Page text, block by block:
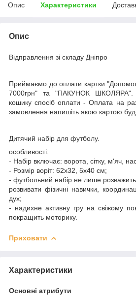
Опис Характеристики
Опис
Відправлення зі складу Дніпро
Приймаємо до оплати картки
7000грн" та "ПАКУНОК ШКОЛЯРА".
кошику спосіб оплати - Оплата на
замовлення напишіть якою картою
Дитячий набір для футболу.
особливості:
- Набір включає: ворота, сітку, м'яч,
- Розмір воріт: 62х32, 5х40 см;
- футбольний набір не лише
розвивати фізичні навички,
дух;
- надихне активну гру на свіжому
покращить моторику.
Приховати
Характеристики
Основні атрибути